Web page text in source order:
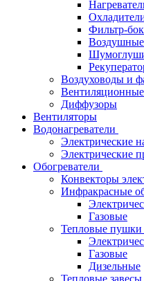
Фильтр-
Воздуховоды и
Диффузоры
Вентиляторы
Водонагреватели
Электрические
Электрические
Обогреватели
Конвекторы
Инфракрасные
Газовые
Тепловые пушки
Газовые
Дизельные
Тепловые завесы